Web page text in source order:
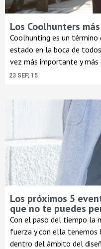
Los Coolhunters
23 SEP, 15
Coolhunting es un término
estado en la boca de
vez más importante y más
Los próximos 5
que no te puedes
Con el paso del tiempo la
fuerza y con ella tenemos
dentro del ámbito del